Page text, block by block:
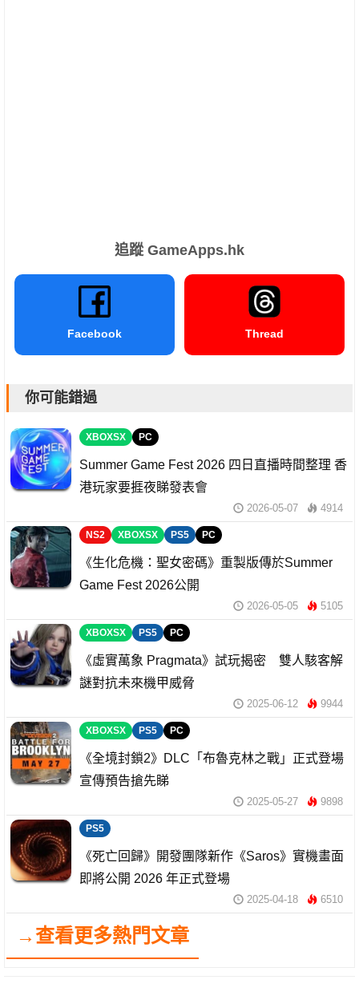
追蹤 GameApps.hk
Facebook Thread
你可能錯過
XBOXSX PC
Summer Game Fest 2026 四日直播時間整理 香
港玩家要捱夜睇發表會
2026-05-07 4914
NS2 XBOXSX PS5 PC
《生化危機：聖女密碼》重製版傳於Summer
Game Fest 2026公開
2026-05-05 5105
XBOXSX PS5 PC
《虛實萬象 Pragmata》試玩揭密 雙人駭客解
謎對抗未來機甲威脅
2025-06-12 9944
XBOXSX PS5 PC
《全境封鎖2》DLC「布魯克林之戰」正式登場
宣傳預告搶先睇
2025-05-27 9898
PS5
《死亡回歸》開發團隊新作《Saros》實機畫面
即將公開 2026 年正式登場
2025-04-18 6510
→查看更多熱門文章